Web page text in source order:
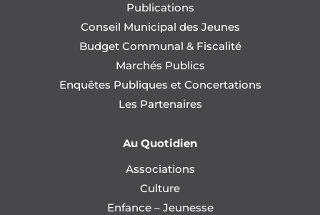
Publications
Conseil Municipal des Jeunes
Budget Communal & Fiscalité
Marchés Publics
Enquêtes Publiques et Concertations
Les Partenaires
Au Quotidien
Associations
Culture
Enfance – Jeunesse